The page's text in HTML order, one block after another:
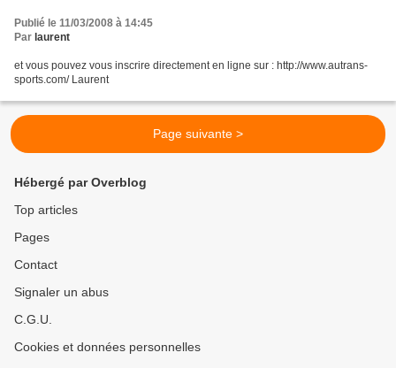
Publié le 11/03/2008 à 14:45
Par laurent
et vous pouvez vous inscrire directement en ligne sur : http://www.autrans-
sports.com/ Laurent
Page suivante >
Hébergé par Overblog
Top articles
Pages
Contact
Signaler un abus
C.G.U.
Cookies et données personnelles